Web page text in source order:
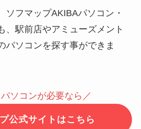
ソフマップAKIBAパソコン・
、駅前店やアミューズメント
パソコンを探す事ができま
ソコンが必要なら／
公式サイトはこちら